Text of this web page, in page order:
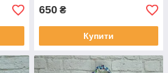
650 ₴
Купити